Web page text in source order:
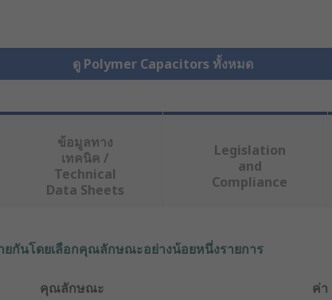
ดู Polymer Capacitors ทั้งหมด
ข้อมูลทาง
เทคนิค /
Technical
Data Sheets
Legislation
and
Compliance
กันโดยเลือกคุณลักษณะอย่างน้อยหนึ่งรายการ
คุณลักษณะ ค่า